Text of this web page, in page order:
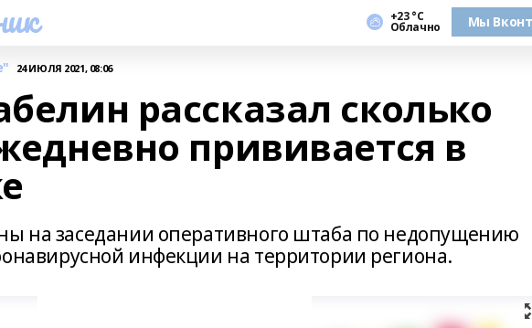
+23 °С
Облачно Мы
24 ИЮЛЯ 2021, 08:06
рассказал сколько
прививается в
на заседании оперативного штаба по недопущению
инфекции на территории региона.